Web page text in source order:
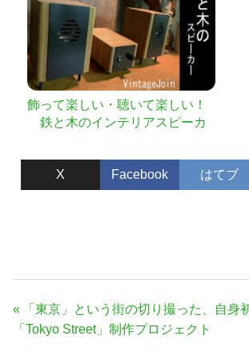
飾って楽しい・聴いて楽しい！
鉄と木のインテリアスピーカ
X Facebook はてブ
投
稿
前
の
「東京」という街の切り撮った、自身
「Tokyo Street」制作プロジェクト